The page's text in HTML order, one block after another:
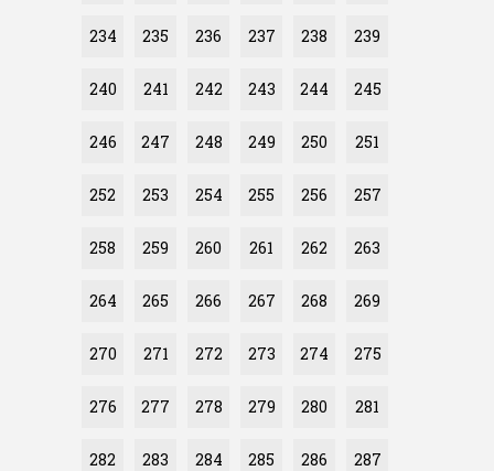
234 235 236 237 238 239
240 241 242 243 244 245
246 247 248 249 250 251
252 253 254 255 256 257
258 259 260 261 262 263
264 265 266 267 268 269
270 271 272 273 274 275
276 277 278 279 280 281
282 283 284 285 286 287